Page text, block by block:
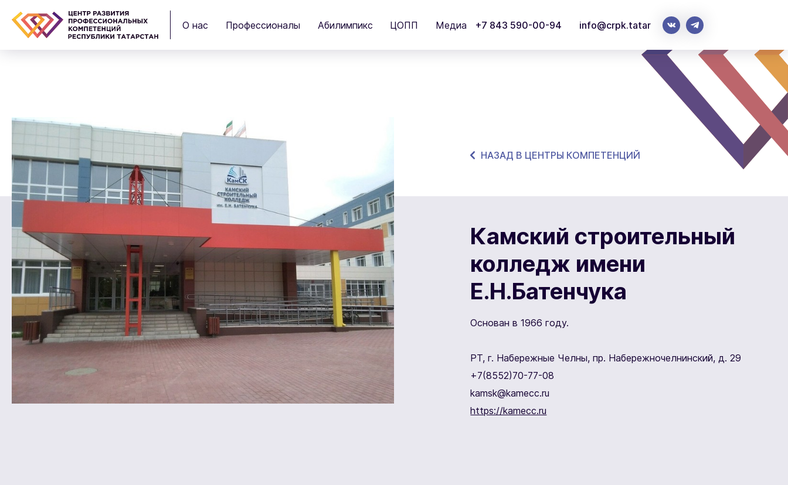
О нас Профессионалы Абилимпикс ЦОПП Медиа +7 843 590-00-94 info@crpk.tatar
НАЗАД В ЦЕНТРЫ КОМПЕТЕНЦИЙ
Камский строительный
колледж имени
Е.Н.Батенчука
Основан в 1966 году.
РТ, г. Набережные Челны, пр. Набережночелнинский, д. 29
+7(8552)70-77-08
kamsk@kamecc.ru
https://kamecc.ru